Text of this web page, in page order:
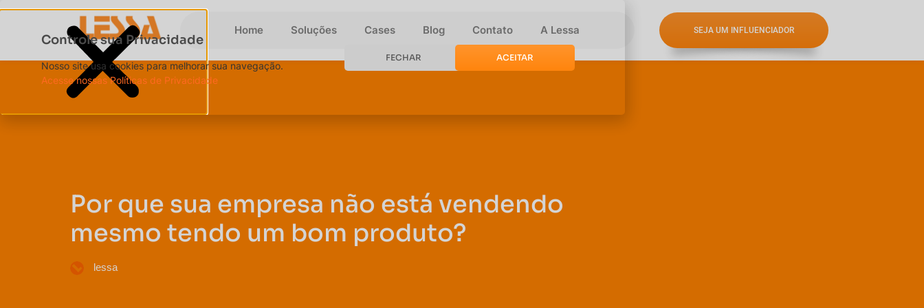
Home Soluções Cases Blog Contato A Lessa SEJA UM INFLUENCIADOR
Por que sua empresa não está vendendo
mesmo tendo um bom produto?
lessa
Controle sua Privacidade
Nosso site usa cookies para melhorar sua navegação.
Acesse nossas Políticas de Privacidade
FECHAR ACEITAR